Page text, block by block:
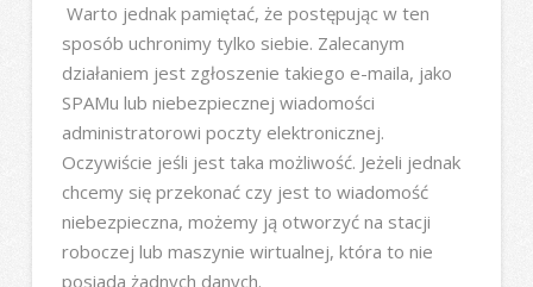
Warto jednak pamiętać, że postępując w ten
sposób uchronimy tylko siebie. Zalecanym
działaniem jest zgłoszenie takiego e-maila, jako
SPAMu lub niebezpiecznej wiadomości
administratorowi poczty elektronicznej.
Oczywiście jeśli jest taka możliwość. Jeżeli jednak
chcemy się przekonać czy jest to wiadomość
niebezpieczna, możemy ją otworzyć na stacji
roboczej lub maszynie wirtualnej, która to nie
posiada żadnych danych.